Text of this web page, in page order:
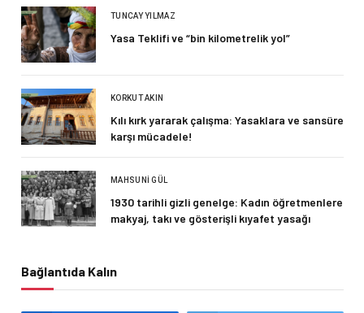
TUNCAY YILMAZ
Yasa Teklifi ve “bin kilometrelik yol”
KORKUT AKIN
Kılı kırk yararak çalışma: Yasaklara ve sansüre
karşı mücadele!
MAHSUNI GÜL
1930 tarihli gizli genelge: Kadın öğretmenlere
makyaj, takı ve gösterişli kıyafet yasağı
Bağlantıda Kalın